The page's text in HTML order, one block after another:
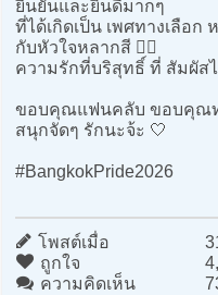
ยืนยันและยินดีมากๆ
ที่ได้เกิดเป็น เพศทางเลือก
กับหัวใจหลากสี 🏳️‍🌈
ความรักที่บริสุทธิ์ ที่ สัมผัส
ขอบคุณแฟนคลับ ขอบคุณ
สนุกจัดๆ รักนะจ้ะ 🤍
#BangkokPride2026
โพสต์เมื่อ
ถูกใจ
ความคิดเห็น